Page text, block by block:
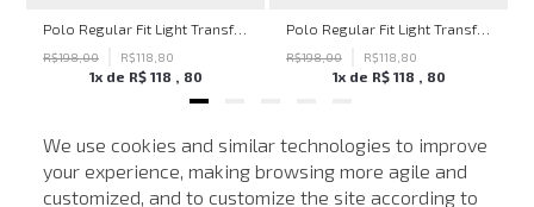
We use cookies and similar technologies to improve
your experience, making browsing more agile and
customized, and to customize the site according to
Polo Regular Fit Light Transfer Bege Médio John John Masculina
R$198,00 R$118 80
1x de R$ 118 80
Polo Regular Fit Light Transfer Verde Escuro John John Masculina
R$198,00 R$118 80
1x de R$ 118 80
NEWSLETTER